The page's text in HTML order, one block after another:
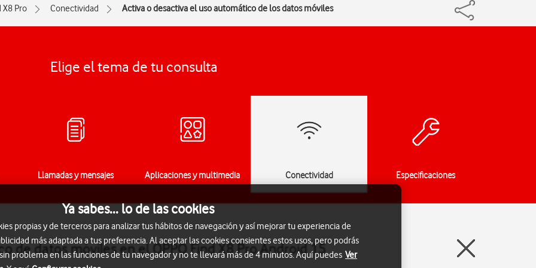
X8 Pro Conectividad Activa o desactiva el uso automático de los datos móviles
Elige el tema de tu consulta
Llamadas y mensajes Aplicaciones y multimedia Conectividad Especificaciones
de datos móviles en el OPPO Find X8 Pro Android 15
Ya sabes... lo de las cookies
propias y de terceros para analizar tus hábitos de navegación y así mejorar tu experiencia de
más adaptada a tus preferencia. Al aceptar las cookies consientes estos usos, pero podrás
problema en las funciones de tu navegador y no te llevará más de 4 minutos. Aquí puedes Ver